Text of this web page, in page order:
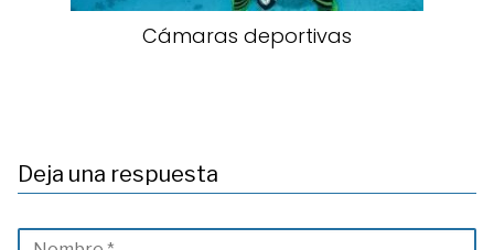
Cámaras deportivas
Deja una respuesta